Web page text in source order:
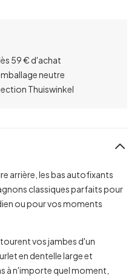
59 € d'achat
neutre
Thuiswinkel
arrière, les bas autofixants
classiques parfaits pour
ou pour vos moments
vos jambes d'un
en dentelle large et
à n'importe quel moment,